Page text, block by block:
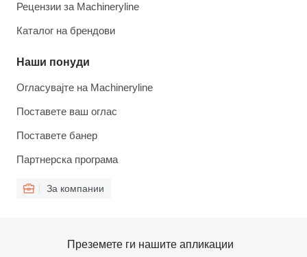
Рецензии за Machineryline
Каталог на брендови
Наши понуди
Огласувајте на Machineryline
Поставете ваш оглас
Поставете банер
Партнерска програма
За компании
Преземете ги нашите апликации